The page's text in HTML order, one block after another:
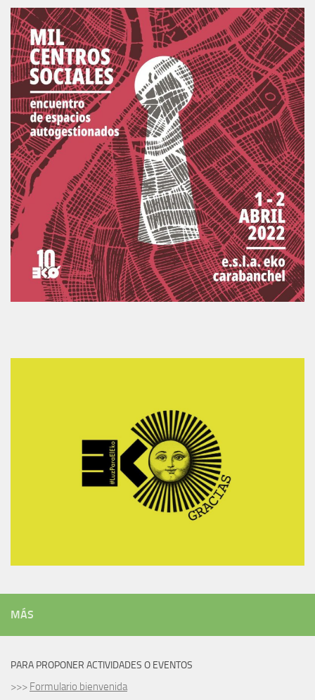
MÁS
PARA PROPONER ACTIVIDADES O EVENTOS
>>> Formulario bienvenida